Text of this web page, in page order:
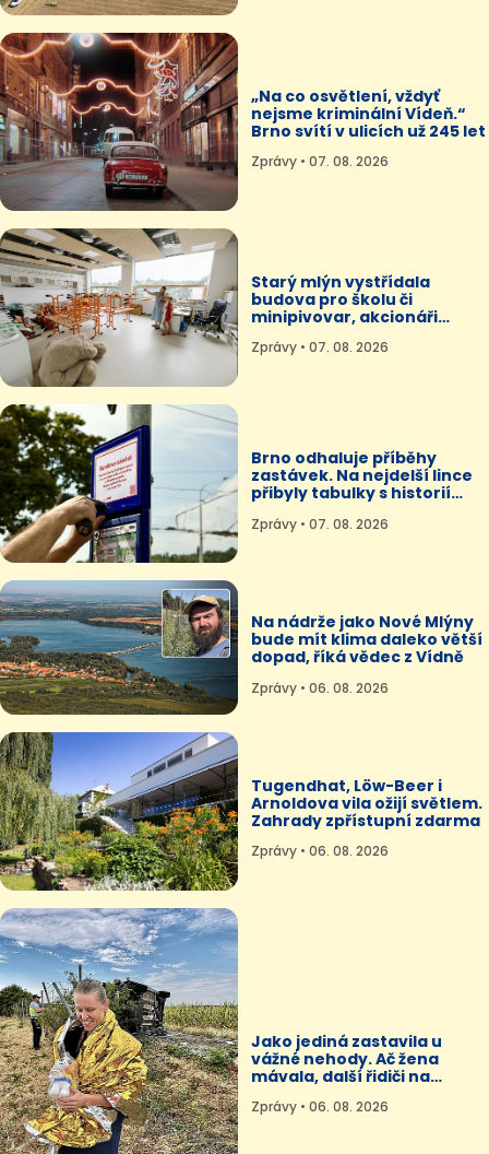
„Na co osvětlení, vždyť
nejsme kriminální Vídeň.“
Brno svítí v ulicích už 245 let
Zprávy • 07. 08. 2026
Starý mlýn vystřídala
budova pro školu či
minipivovar, akcionáři
Zprávy • 07. 08. 2026
Brno odhaluje příběhy
zastávek. Na nejdelší lince
přibyly tabulky s historií
Zprávy • 07. 08. 2026
Na nádrže jako Nové Mlýny
bude mít klima daleko větší
dopad, říká vědec z Vídně
Zprávy • 06. 08. 2026
Tugendhat, Löw-Beer i
Arnoldova vila ožijí světlem.
Zahrady zpřístupní zdarma
Zprávy • 06. 08. 2026
Jako jediná zastavila u
vážné nehody. Ač žena
mávala, další řidiči na
Zprávy • 06. 08. 2026